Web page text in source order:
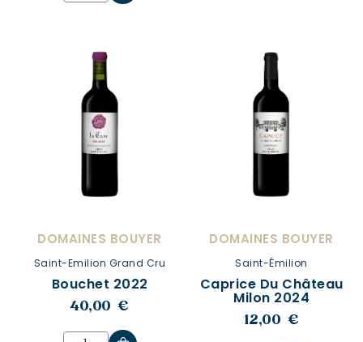
DOMAINES BOUYER
Saint-Emilion Grand Cru
Bouchet 2022
40,00 €
DOMAINES BOUYER
Saint-Émilion
Caprice Du Château
Milon 2024
12,00 €